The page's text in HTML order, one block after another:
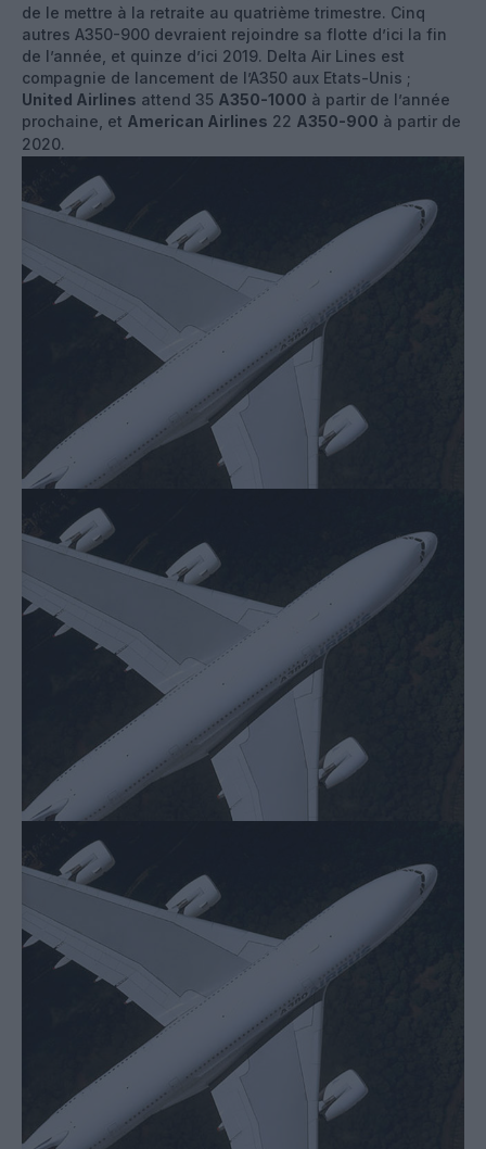
de le mettre à la retraite au quatrième trimestre. Cinq
autres A350-900 devraient rejoindre sa flotte d’ici la fin
de l’année, et quinze d’ici 2019. Delta Air Lines est
compagnie de lancement de l’A350 aux Etats-Unis ;
United Airlines attend 35 A350-1000 à partir de l’année
prochaine, et American Airlines 22 A350-900 à partir de
2020.